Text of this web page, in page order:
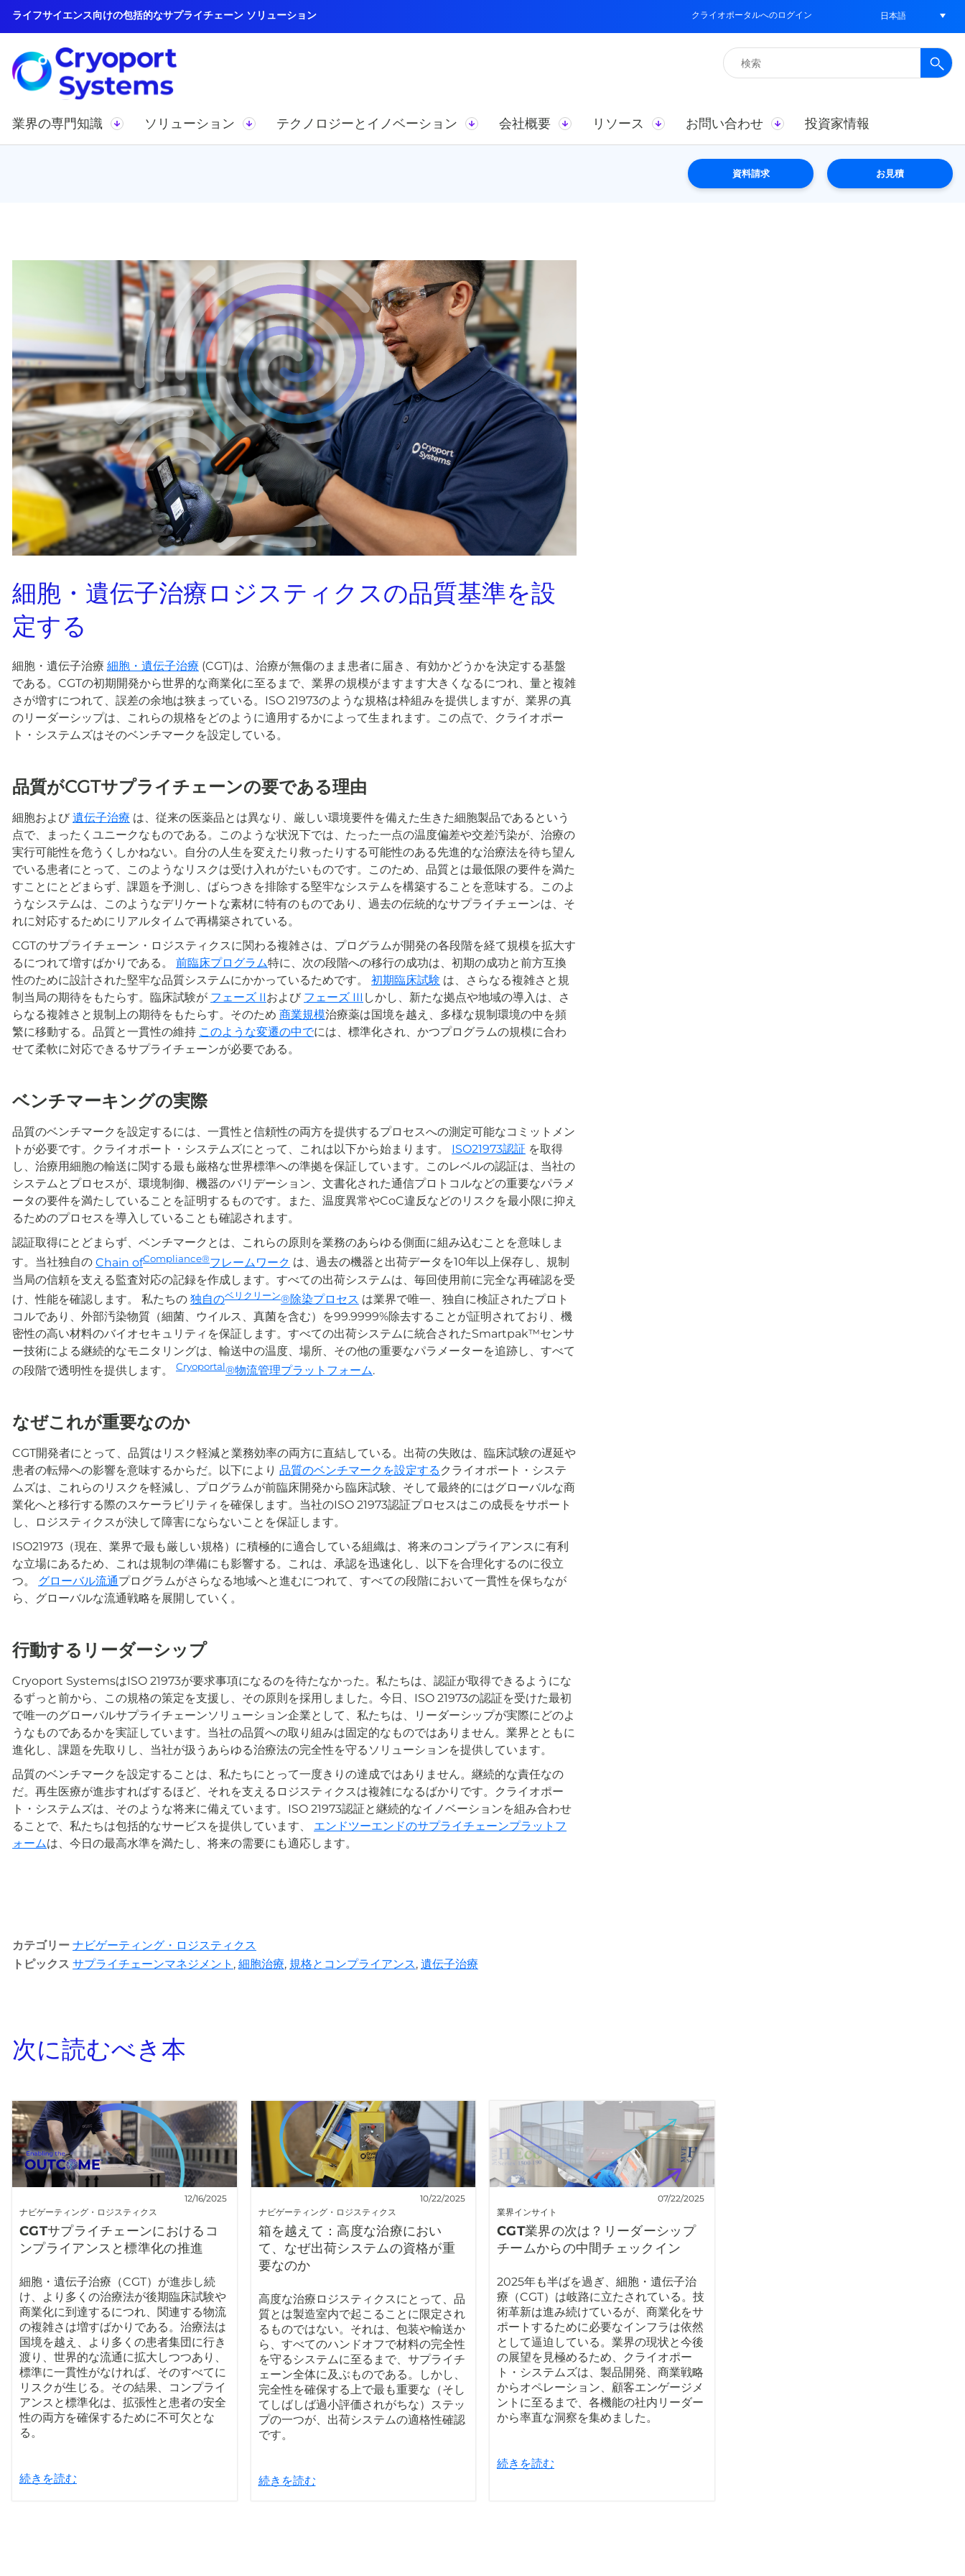
ライフサイエンス向けの包括的なサプライチェーン ソリューション クライオポータルへのログイン 日本語
検
索:
業界の専門知識 ソリューション テクノロジーとイノベーション 会社概要 リソース お問い合わせ 投資家情報
資料請求 お見積
細胞・遺伝子治療ロジスティクスの品質基準を設
定する
細胞・遺伝子治療 細胞・遺伝子治療 (CGT)は、治療が無傷のまま患者に届き、有効かどうかを決定する基盤
である。CGTの初期開発から世界的な商業化に至るまで、業界の規模がますます大きくなるにつれ、量と複雑
さが増すにつれて、誤差の余地は狭まっている。ISO 21973のような規格は枠組みを提供しますが、業界の真
のリーダーシップは、これらの規格をどのように適用するかによって生まれます。この点で、クライオポー
ト・システムズはそのベンチマークを設定している。
品質がCGTサプライチェーンの要である理由
細胞および 遺伝子治療 は、従来の医薬品とは異なり、厳しい環境要件を備えた生きた細胞製品であるという
点で、まったくユニークなものである。このような状況下では、たった一点の温度偏差や交差汚染が、治療の
実行可能性を危うくしかねない。自分の人生を変えたり救ったりする可能性のある先進的な治療法を待ち望ん
でいる患者にとって、このようなリスクは受け入れがたいものです。このため、品質とは最低限の要件を満た
すことにとどまらず、課題を予測し、ばらつきを排除する堅牢なシステムを構築することを意味する。このよ
うなシステムは、このようなデリケートな素材に特有のものであり、過去の伝統的なサプライチェーンは、そ
れに対応するためにリアルタイムで再構築されている。
CGTのサプライチェーン・ロジスティクスに関わる複雑さは、プログラムが開発の各段階を経て規模を拡大す
るにつれて増すばかりである。 前臨床プログラム特に、次の段階への移行の成功は、初期の成功と前方互換
性のために設計された堅牢な品質システムにかかっているためです。 初期臨床試験 は、さらなる複雑さと規
制当局の期待をもたらす。臨床試験が フェーズ IIおよび フェーズ III しかし、新たな拠点や地域の導入は、さ
らなる複雑さと規制上の期待をもたらす。そのため 商業規模治療薬は国境を越え、多様な規制環境の中を頻
繁に移動する。品質と一貫性の維持 このような変遷の中でには、標準化され、かつプログラムの規模に合わ
せて柔軟に対応できるサプライチェーンが必要である。
ベンチマーキングの実際
品質のベンチマークを設定するには、一貫性と信頼性の両方を提供するプロセスへの測定可能なコミットメン
トが必要です。クライオポート・システムズにとって、これは以下から始まります。 ISO21973認証 を取得
し、治療用細胞の輸送に関する最も厳格な世界標準への準拠を保証しています。このレベルの認証は、当社の
システムとプロセスが、環境制御、機器のバリデーション、文書化された通信プロトコルなどの重要なパラメ
ータの要件を満たしていることを証明するものです。また、温度異常やCoC違反などのリスクを最小限に抑え
るためのプロセスを導入していることも確認されます。
認証取得にとどまらず、ベンチマークとは、これらの原則を業務のあらゆる側面に組み込むことを意味しま
す。当社独自の Chain ofCompliance®フレームワーク は、過去の機器と出荷データを10年以上保存し、規制
当局の信頼を支える監査対応の記録を作成します。すべての出荷システムは、毎回使用前に完全な再確認を受
け、性能を確認します。 私たちの 独自のベリクリーン®除染プロセス は業界で唯一、独自に検証されたプロト
コルであり、外部汚染物質（細菌、ウイルス、真菌を含む）を99.9999%除去することが証明されており、機
密性の高い材料のバイオセキュリティを保証します。すべての出荷システムに統合されたSmartpak™センサ
ー技術による継続的なモニタリングは、輸送中の温度、場所、その他の重要なパラメーターを追跡し、すべて
の段階で透明性を提供します。 Cryoportal®物流管理プラットフォーム.
なぜこれが重要なのか
CGT開発者にとって、品質はリスク軽減と業務効率の両方に直結している。出荷の失敗は、臨床試験の遅延や
患者の転帰への影響を意味するからだ。以下により 品質のベンチマークを設定する クライオポート・システ
ムズは、これらのリスクを軽減し、プログラムが前臨床開発から臨床試験、そして最終的にはグローバルな商
業化へと移行する際のスケーラビリティを確保します。当社のISO 21973認証プロセスはこの成長をサポート
し、ロジスティクスが決して障害にならないことを保証します。
ISO21973（現在、業界で最も厳しい規格）に積極的に適合している組織は、将来のコンプライアンスに有利
な立場にあるため、これは規制の準備にも影響する。これは、承認を迅速化し、以下を合理化するのに役立
つ。 グローバル流通プログラムがさらなる地域へと進むにつれて、すべての段階において一貫性を保ちなが
ら、グローバルな流通戦略を展開していく。
行動するリーダーシップ
Cryoport SystemsはISO 21973が要求事項になるのを待たなかった。私たちは、認証が取得できるようにな
るずっと前から、この規格の策定を支援し、その原則を採用しました。今日、ISO 21973の認証を受けた最初
で唯一のグローバルサプライチェーンソリューション企業として、私たちは、リーダーシップが実際にどのよ
うなものであるかを実証しています。当社の品質への取り組みは固定的なものではありません。業界とともに
進化し、課題を先取りし、当社が扱うあらゆる治療法の完全性を守るソリューションを提供しています。
品質のベンチマークを設定することは、私たちにとって一度きりの達成ではありません。継続的な責任なの
だ。再生医療が進歩すればするほど、それを支えるロジスティクスは複雑になるばかりです。クライオポー
ト・システムズは、そのような将来に備えています。ISO 21973認証と継続的なイノベーションを組み合わせ
ることで、私たちは包括的なサービスを提供しています、 エンドツーエンドのサプライチェーンプラットフ
ォームは、今日の最高水準を満たし、将来の需要にも適応します。
カテゴリー ナビゲーティング・ロジスティクス
トピックス サプライチェーンマネジメント , 細胞治療, 規格とコンプライアンス, 遺伝子治療
次に読むべき本
ナビゲーティング・ロジスティクス
12/16/2025
CGTサプライチェーンにおけるコ
ンプライアンスと標準化の推進
細胞・遺伝子治療（CGT）が進歩し続
け、より多くの治療法が後期臨床試験や
商業化に到達するにつれ、関連する物流
の複雑さは増すばかりである。治療法は
国境を越え、より多くの患者集団に行き
渡り、世界的な流通に拡大しつつあり、
標準に一貫性がなければ、そのすべてに
リスクが生じる。その結果、コンプライ
アンスと標準化は、拡張性と患者の安全
性の両方を確保するために不可欠とな
る。
続きを読む
ナビゲーティング・ロジスティクス
10/22/2025
箱を越えて：高度な治療におい
て、なぜ出荷システムの資格が重
要なのか
高度な治療ロジスティクスにとって、品
質とは製造室内で起こることに限定され
るものではない。それは、包装や輸送か
ら、すべてのハンドオフで材料の完全性
を守るシステムに至るまで、サプライチ
ェーン全体に及ぶものである。しかし、
完全性を確保する上で最も重要な（そし
てしばしば過小評価されがちな）ステッ
プの一つが、出荷システムの適格性確認
です。
続きを読む
業界インサイト
07/22/2025
CGT業界の次は？リーダーシップ
チームからの中間チェックイン
2025年も半ばを過ぎ、細胞・遺伝子治
療（CGT）は岐路に立たされている。技
術革新は進み続けているが、商業化をサ
ポートするために必要なインフラは依然
として逼迫している。業界の現状と今後
の展望を見極めるため、クライオポー
ト・システムズは、製品開発、商業戦略
からオペレーション、顧客エンゲージメ
ントに至るまで、各機能の社内リーダー
から率直な洞察を集めました。
続きを読む